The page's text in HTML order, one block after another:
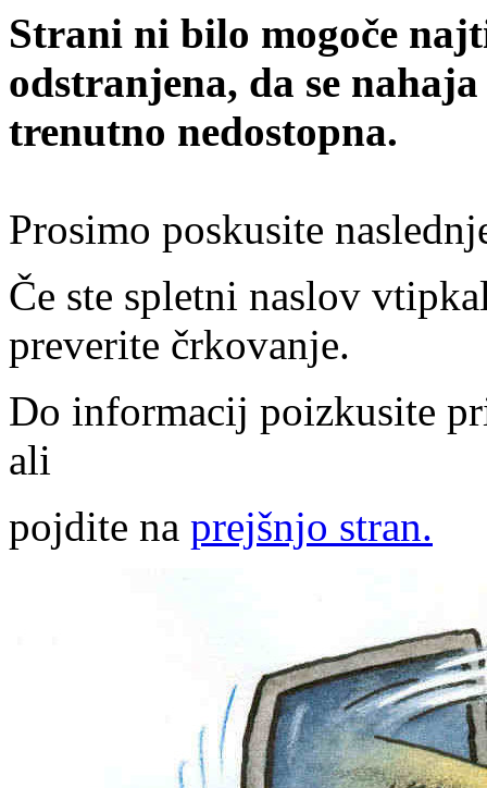
Strani ni bilo mogoče
odstranjena, da se
trenutno nedostopna.
Prosimo poskusite
Če ste spletni naslov
preverite črkovanje.
Do informacij poizkusite
ali
pojdite na prejšnjo stran.